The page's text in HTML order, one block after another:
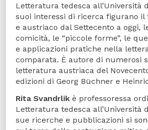
Letteratura tedesca all’Università
suoi interessi di ricerca figurano il
e austriaco dal Settecento a oggi,
comicità, le “piccole forme”, le
e applicazioni pratiche nella
comparata. È autore di numerosi
letteratura austriaca del
edizioni di Georg Büchner e
Rita Svandrlik è professoressa
Letteratura tedesca all’Università
sue ricerche e pubblicazioni si